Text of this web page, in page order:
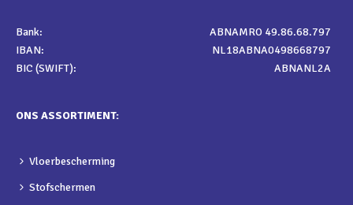
Bank:
ABNAMRO 49.86.68.797
IBAN:
NL18ABNA0498668797
BIC (SWIFT):
ABNANL2A
ONS ASSORTIMENT:
Vloerbescherming
Stofschermen